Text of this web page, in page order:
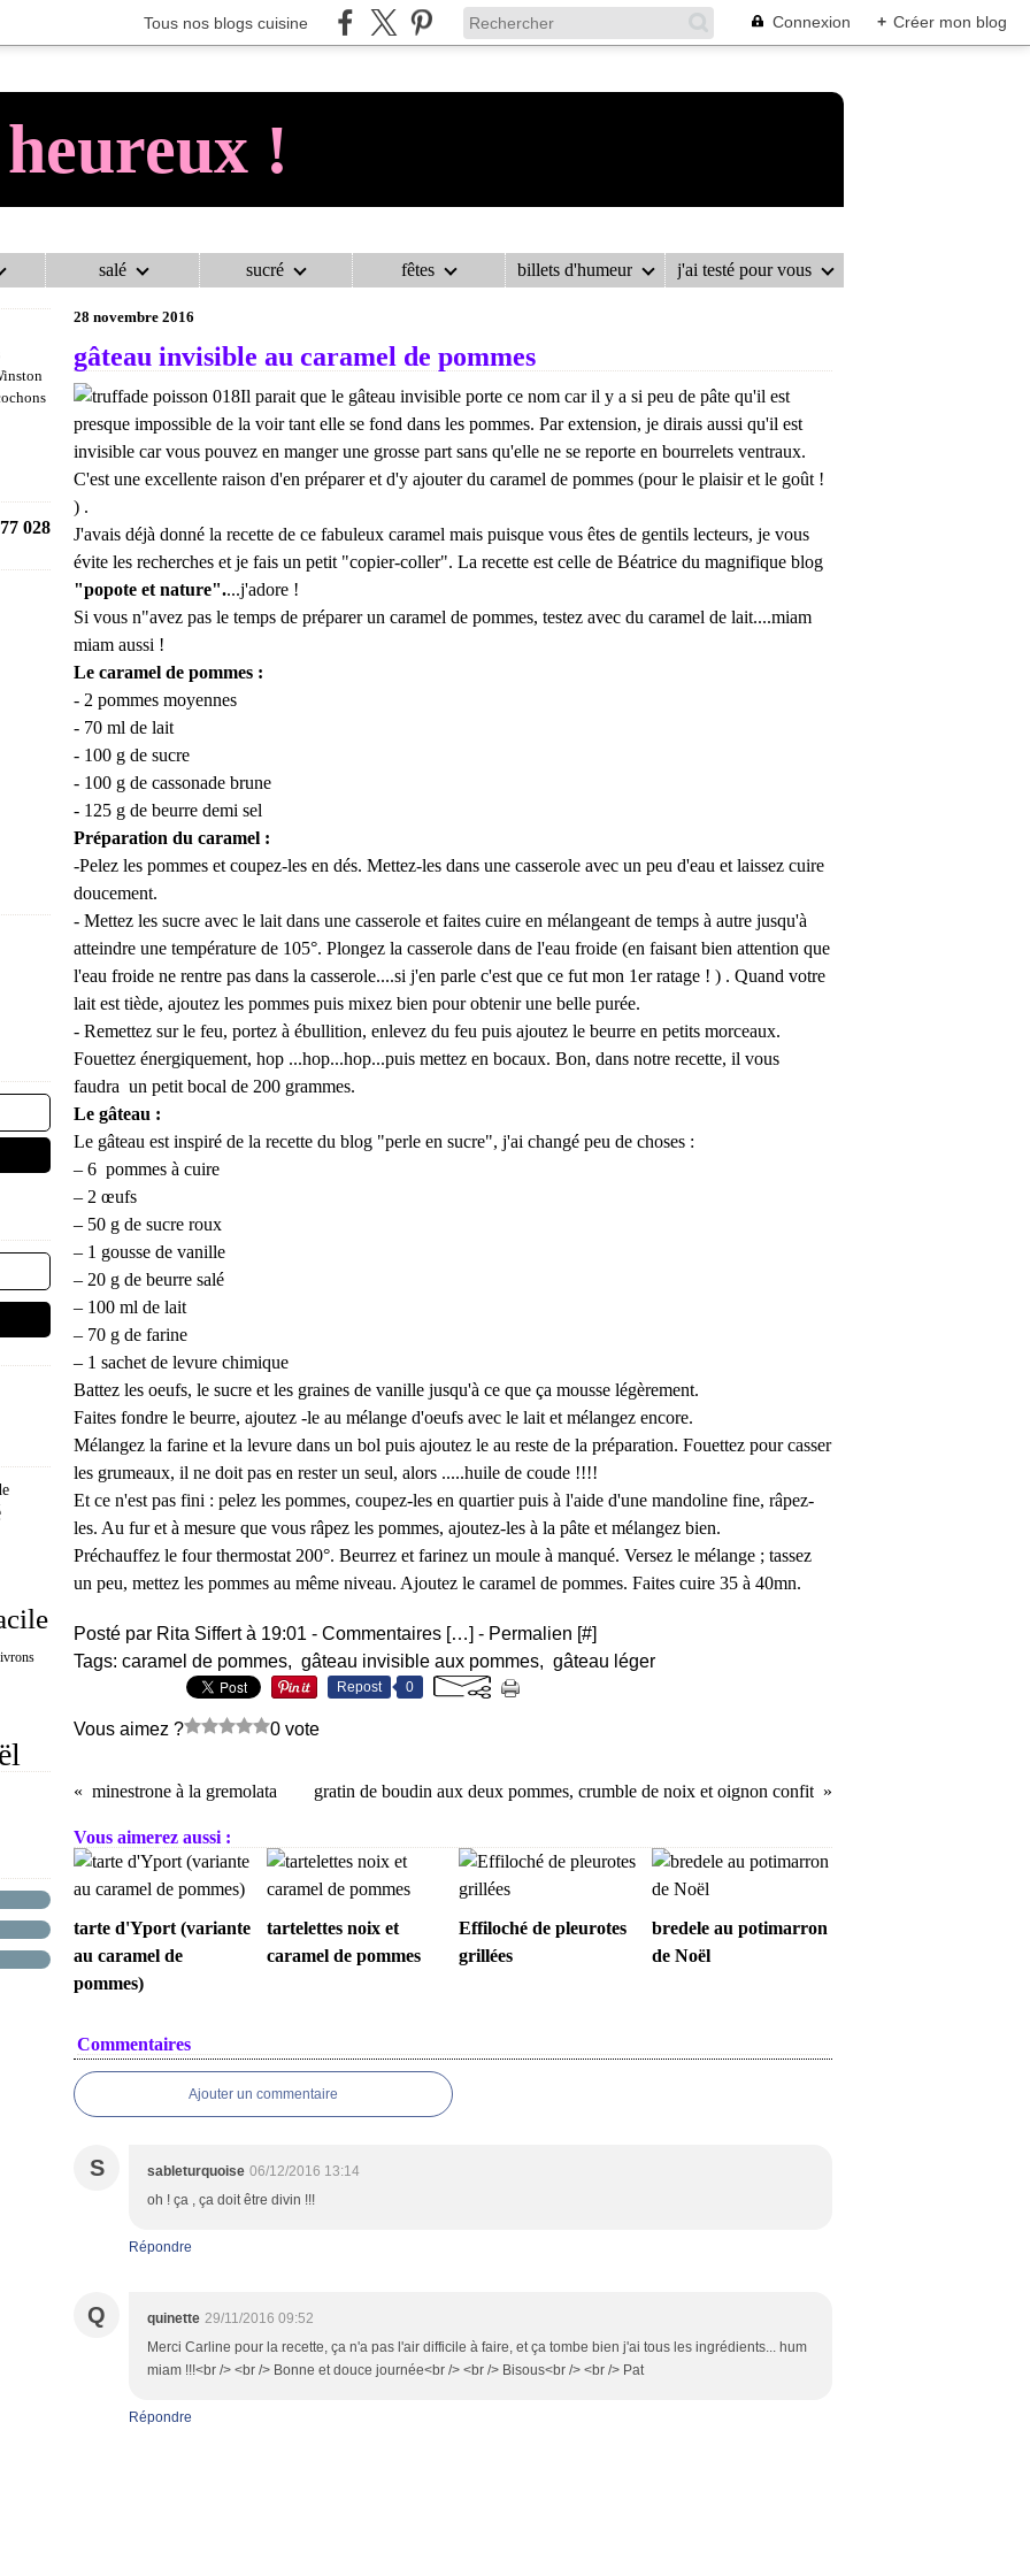
Tous nos blogs cuisine Connexion + Créer mon blog
!
salé sucré fêtes billets d'humeur
j'ai testé pour vous
028
AU COCHON HEUREUX ! TARTES ET GÂTEAUX GÂTEAU INVISIBLE AU CARAMEL DE POMMES
28 novembre 2016
gâteau invisible au caramel de pommes
Il parait que le gâteau invisible porte ce nom car il y a si peu de pâte qu'il est
presque impossible de la voir tant elle se fond dans les pommes. Par extension, je dirais aussi qu'il est
invisible car vous pouvez en manger une grosse part sans qu'elle ne se reporte en bourrelets ventraux.
C'est une excellente raison d'en préparer et d'y ajouter du caramel de pommes (pour le plaisir et le goût !
) .
J'avais déjà donné la recette de ce fabuleux caramel mais puisque vous êtes de gentils lecteurs, je vous
évite les recherches et je fais un petit "copier-coller". La recette est celle de Béatrice du magnifique blog
"popote et nature"....j'adore !
Si vous n"avez pas le temps de préparer un caramel de pommes, testez avec du caramel de lait....miam
miam aussi !
Le caramel de pommes :
- 2 pommes moyennes
- 70 ml de lait
- 100 g de sucre
- 100 g de cassonade brune
- 125 g de beurre demi sel
Préparation du caramel :
-Pelez les pommes et coupez-les en dés. Mettez-les dans une casserole avec un peu d'eau et laissez cuire
doucement.
- Mettez les sucre avec le lait dans une casserole et faites cuire en mélangeant de temps à autre jusqu'à
atteindre une température de 105°. Plongez la casserole dans de l'eau froide (en faisant bien attention que
l'eau froide ne rentre pas dans la casserole....si j'en parle c'est que ce fut mon 1er ratage ! ) . Quand votre
lait est tiède, ajoutez les pommes puis mixez bien pour obtenir une belle purée.
- Remettez sur le feu, portez à ébullition, enlevez du feu puis ajoutez le beurre en petits morceaux.
Fouettez énergiquement, hop ...hop...hop...puis mettez en bocaux. Bon, dans notre recette, il vous
faudra un petit bocal de 200 grammes.
Le gâteau :
Le gâteau est inspiré de la recette du blog "perle en sucre", j'ai changé peu de choses :
– 6 pommes à cuire
– 2 œufs
– 50 g de sucre roux
– 1 gousse de vanille
– 20 g de beurre salé
– 100 ml de lait
– 70 g de farine
– 1 sachet de levure chimique
Battez les oeufs, le sucre et les graines de vanille jusqu'à ce que ça mousse légèrement.
Faites fondre le beurre, ajoutez -le au mélange d'oeufs avec le lait et mélangez encore.
Mélangez la farine et la levure dans un bol puis ajoutez le au reste de la préparation. Fouettez pour casser
les grumeaux, il ne doit pas en rester un seul, alors .....huile de coude !!!!
Et ce n'est pas fini : pelez les pommes, coupez-les en quartier puis à l'aide d'une mandoline fine, râpez-
les. Au fur et à mesure que vous râpez les pommes, ajoutez-les à la pâte et mélangez bien.
Préchauffez le four thermostat 200°. Beurrez et farinez un moule à manqué. Versez le mélange ; tassez
un peu, mettez les pommes au même niveau. Ajoutez le caramel de pommes. Faites cuire 35 à 40mn.
Posté par Rita Siffert à 19:01 - Commentaires […] - Permalien [#]
Tags: caramel de pommes, gâteau invisible aux pommes, gâteau léger
Repost 0
Vous aimez ? 0 vote
minestrone à la gremolata gratin de boudin aux deux pommes, crumble de noix et oignon confit
Vous aimerez aussi :
tarte d'Yport (variante
au caramel de
pommes)
tartelettes noix et
caramel de pommes
Effiloché de pleurotes
grillées
bredele au potimarron
de Noël
Commentaires
Ajouter un commentaire
S sableturquoise 06/12/2016 13:14
oh ! ça , ça doit être divin !!!
Répondre
Q quinette 29/11/2016 09:52
Merci Carline pour la recette, ça n'a pas l'air difficile à faire, et ça tombe bien j'ai tous les ingrédients... hum
miam !!!<br /> <br /> Bonne et douce journée<br /> <br /> Bisous<br /> <br /> Pat
Répondre